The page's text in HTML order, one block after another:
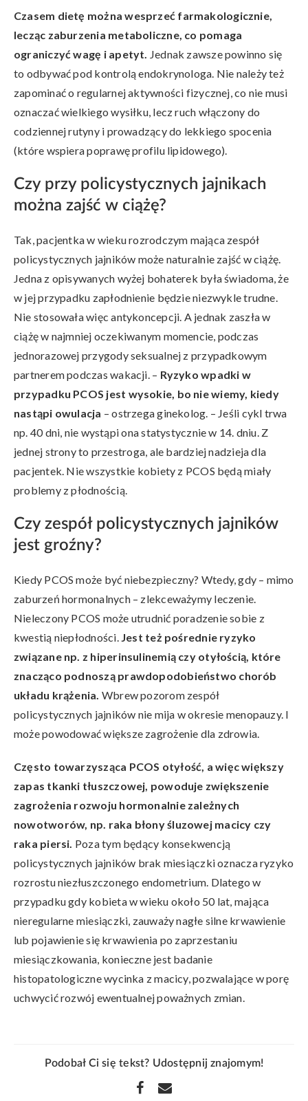
Czasem dietę można wesprzeć farmakologicznie,
lecząc zaburzenia metaboliczne, co pomaga
ograniczyć wagę i apetyt.
Jednak zawsze powinno się
to odbywać pod kontrolą endokrynologa. Nie należy też
zapominać o regularnej aktywności fizycznej, co nie musi
oznaczać wielkiego wysiłku, lecz ruch włączony do
codziennej rutyny i prowadzący do lekkiego spocenia
(które wspiera poprawę profilu lipidowego).
Czy przy policystycznych jajnikach
można zajść w ciążę?
Tak, pacjentka w wieku rozrodczym mająca zespół
policystycznych jajników może naturalnie zajść w ciążę.
Jedna z opisywanych wyżej bohaterek była świadoma, że
w jej przypadku zapłodnienie będzie niezwykle trudne.
Nie stosowała więc antykoncepcji. A jednak zaszła w
ciążę w najmniej oczekiwanym momencie, podczas
jednorazowej przygody seksualnej z przypadkowym
partnerem podczas wakacji. – Ryzyko wpadki w
przypadku PCOS jest wysokie, bo nie wiemy, kiedy
nastąpi owulacja – ostrzega ginekolog. – Jeśli cykl trwa
np. 40 dni, nie wystąpi ona statystycznie w 14. dniu. Z
jednej strony to przestroga, ale bardziej nadzieja dla
pacjentek. Nie wszystkie kobiety z PCOS będą miały
problemy z płodnością.
Czy zespół policystycznych jajników
jest groźny?
Kiedy PCOS może być niebezpieczny? Wtedy, gdy – mimo
zaburzeń hormonalnych – zlekceważymy leczenie.
Nieleczony PCOS może utrudnić poradzenie sobie z
kwestią niepłodności. Jest też pośrednie ryzyko
związane np. z hiperinsulinemią czy otyłością, które
znacząco podnoszą prawdopodobieństwo chorób
układu krążenia. Wbrew pozorom zespół
policystycznych jajników nie mija w okresie menopauzy. I
może powodować większe zagrożenie dla zdrowia.
Często towarzysząca PCOS otyłość, a więc większy
zapas tkanki tłuszczowej, powoduje zwiększenie
zagrożenia rozwoju hormonalnie zależnych
nowotworów, np. raka błony śluzowej macicy czy
raka piersi. Poza tym będący konsekwencją
policystycznych jajników brak miesiączki oznacza ryzyko
rozrostu niezłuszczonego endometrium. Dlatego w
przypadku gdy kobieta w wieku około 50 lat, mająca
nieregularne miesiączki, zauważy nagłe silne krwawienie
lub pojawienie się krwawienia po zaprzestaniu
miesiączkowania, konieczne jest badanie
histopatologiczne wycinka z macicy, pozwalające w porę
uchwycić rozwój ewentualnej poważnych zmian.
Podobał Ci się tekst? Udostępnij znajomym!